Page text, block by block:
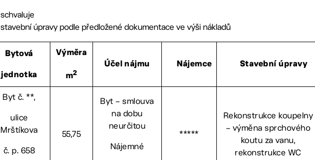
schvaluje
stavební úpravy podle předložené dokumentace ve výši nákladů
Bytová
jednotka
Výměra
m2
Účel nájmu Nájemce Stavební úpravy
Byt č. **,
ulice
Mrštíkova
č. p. 658
55,75
Byt – smlouva
na dobu
neurčitou
Nájemné
*****
Rekonstrukce koupelny
– výměna sprchového
koutu za vanu,
rekonstrukce WC